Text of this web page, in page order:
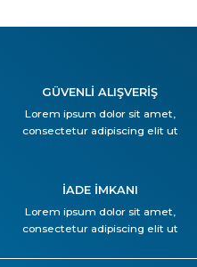
GÜVENLİ ALIŞVERİŞ
Lorem ipsum dolor sit amet,
consectetur adipiscing elit ut
İADE İMKANI
Lorem ipsum dolor sit amet,
consectetur adipiscing elit ut